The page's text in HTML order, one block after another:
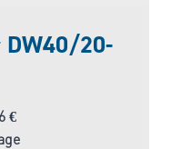
20-
€Aktueller
Preis